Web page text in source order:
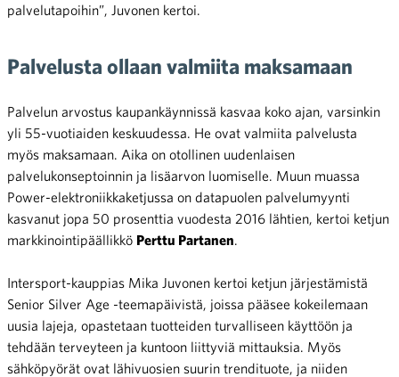
palvelutapoihin”, Juvonen kertoi.
Palvelusta ollaan valmiita maksamaan
Palvelun arvostus kaupankäynnissä kasvaa koko ajan, varsinkin
yli 55-vuotiaiden keskuudessa. He ovat valmiita palvelusta
myös maksamaan. Aika on otollinen uudenlaisen
palvelukonseptoinnin ja lisäarvon luomiselle. Muun muassa
Power-elektroniikkaketjussa on datapuolen palvelumyynti
kasvanut jopa 50 prosenttia vuodesta 2016 lähtien, kertoi ketjun
markkinointipäällikkö Perttu Partanen.
Intersport-kauppias Mika Juvonen kertoi ketjun järjestämistä
Senior Silver Age -teemapäivistä, joissa pääsee kokeilemaan
uusia lajeja, opastetaan tuotteiden turvalliseen käyttöön ja
tehdään terveyteen ja kuntoon liittyviä mittauksia. Myös
sähköpyörät ovat lähivuosien suurin trendituote, ja niiden